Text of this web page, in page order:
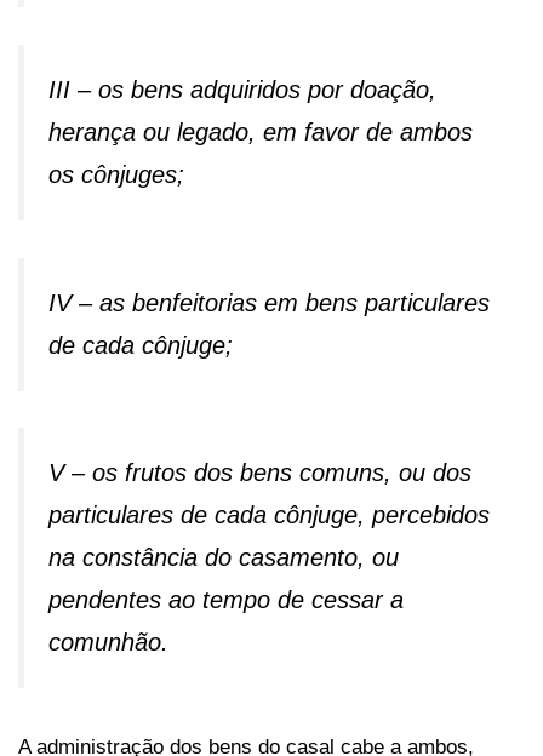
III – os bens adquiridos por doação,
herança ou legado, em favor de ambos
os cônjuges;
IV – as benfeitorias em bens particulares
de cada cônjuge;
V – os frutos dos bens comuns, ou dos
particulares de cada cônjuge, percebidos
na constância do casamento, ou
pendentes ao tempo de cessar a
comunhão.
A administração dos bens do casal cabe a ambos,